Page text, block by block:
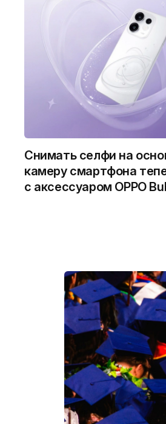
Снимать селфи на
камеру смартфона
с аксессуаром OPPO